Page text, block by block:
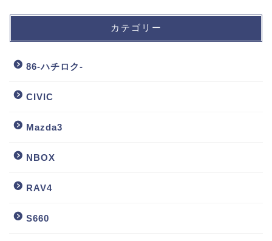
カテゴリー
86-ハチロク-
CIVIC
Mazda3
NBOX
RAV4
S660